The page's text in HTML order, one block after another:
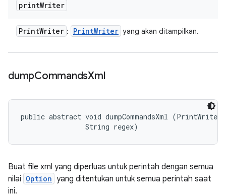
printWriter
PrintWriter : PrintWriter yang akan ditampilkan.
dumpCommandsXml
public abstract void dumpCommandsXml
                String regex)
Buat file xml yang diperluas untuk perintah dengan semua
nilai Option yang ditentukan untuk semua perintah saat
ini.